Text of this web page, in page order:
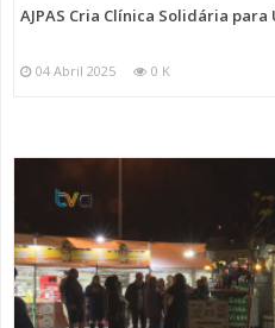
AJPAS Cria Clínica Solidária
04 Abril 2025 0 K